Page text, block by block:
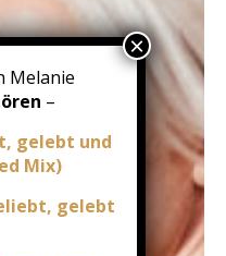
Melanie
–
gelebt und
Mix)
gelebt